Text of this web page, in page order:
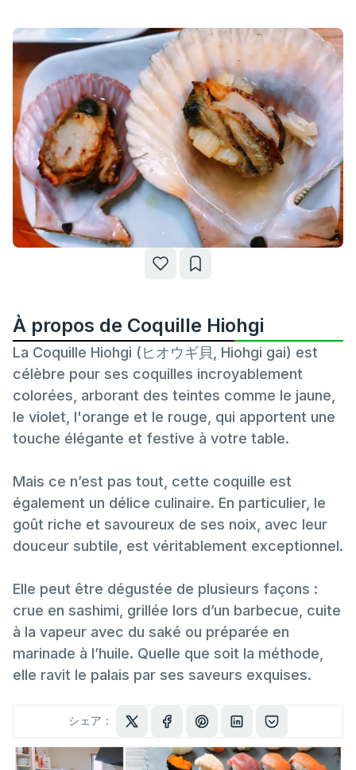
À propos de Coquille Hiohgi
La Coquille Hiohgi (ヒオウギ貝, Hiohgi gai) est
célèbre pour ses coquilles incroyablement
colorées, arborant des teintes comme le jaune,
le violet, l'orange et le rouge, qui apportent une
touche élégante et festive à votre table.
Mais ce n’est pas tout, cette coquille est
également un délice culinaire. En particulier, le
goût riche et savoureux de ses noix, avec leur
douceur subtile, est véritablement exceptionnel.
Elle peut être dégustée de plusieurs façons :
crue en sashimi, grillée lors d’un barbecue, cuite
à la vapeur avec du saké ou préparée en
marinade à l’huile. Quelle que soit la méthode,
elle ravit le palais par ses saveurs exquises.
シェア：